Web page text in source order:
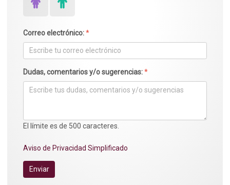
Correo electrónico:*
Dudas, comentarios y/o sugerencias:*
El límite es de 500 caracteres.
Aviso de Privacidad Simplificado
Enviar